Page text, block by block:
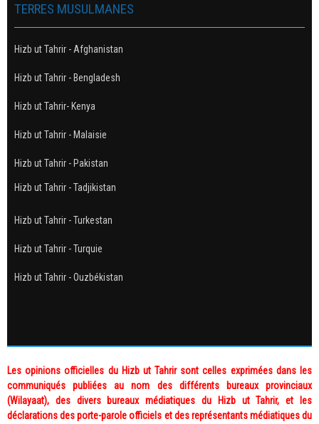
TERRES MUSULMANES
Hizb ut Tahrir - Afghanistan
Hizb ut Tahrir - Bengladesh
Hizb ut Tahrir- Kenya
Hizb ut Tahrir - Malaisie
Hizb ut Tahrir - Pakistan
Hizb ut Tahrir - Tadjikistan
Hizb ut Tahrir - Turkestan
Hizb ut Tahrir - Turquie
Hizb ut Tahrir - Ouzbékistan
Les opinions officielles du Hizb ut Tahrir sont celles exprimées dans les
communiqués publiées au nom des différents bureaux provinciaux
(Wilayaat), des divers bureaux médiatiques du Hizb ut Tahrir, et les
déclarations des porte-parole officiels et des représentants médiatiques du